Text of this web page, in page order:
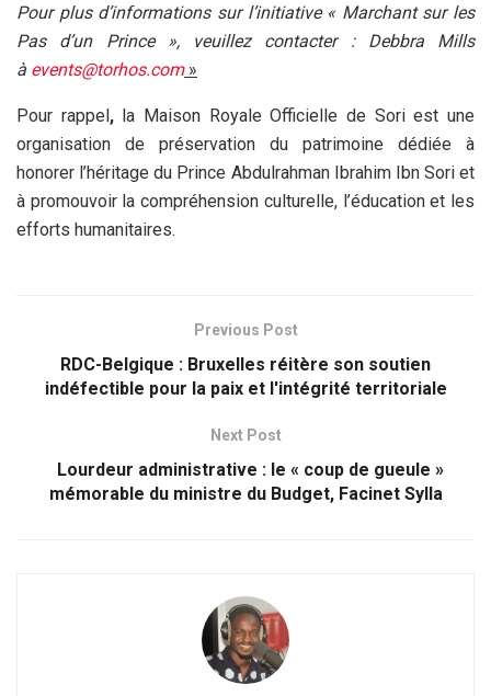
Pour plus d’informations sur l’initiative « Marchant sur les
Pas d’un Prince », veuillez contacter : Debbra Mills
à events@torhos.com»
Pour rappel,la Maison Royale Officielle de Sori est une
organisation de préservation du patrimoine dédiée à
honorer l’héritage du Prince Abdulrahman Ibrahim Ibn Sori et
à promouvoir la compréhension culturelle, l’éducation et les
efforts humanitaires.
Previous Post
RDC-Belgique : Bruxelles réitère son soutien
indéfectible pour la paix et l'intégrité territoriale
Next Post
Lourdeur administrative : le « coup de gueule »
mémorable du ministre du Budget, Facinet Sylla